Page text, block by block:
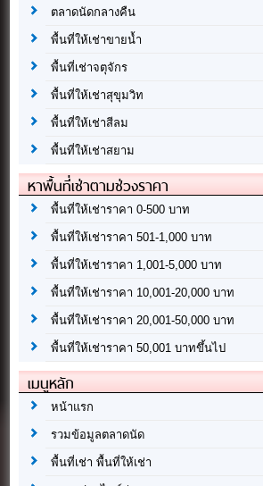
ตลาดนัดกลางคืน
พื้นที่ให้เช่าขายน้ำ
พื้นที่เช่าจตุจักร
พื้นที่ให้เช่าสุขุมวิท
พื้นที่ให้เช่าสีลม
พื้นที่ให้เช่าสยาม
หาพื้นที่เช่าตามช่วงราคา
พื้นที่ให้เช่าราคา 0-500 บาท
พื้นที่ให้เช่าราคา 501-1,000 บาท
พื้นที่ให้เช่าราคา 1,001-5,000 บาท
พื้นที่ให้เช่าราคา 10,001-20,000 บาท
พื้นที่ให้เช่าราคา 20,001-50,000 บาท
พื้นที่ให้เช่าราคา 50,001 บาทขึ้นไป
เมนูหลัก
หน้าแรก
รวมข้อมูลตลาดนัด
พื้นที่เช่า พื้นที่ให้เช่า